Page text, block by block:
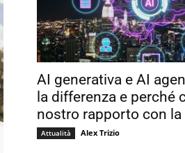
AI generativa e AI
la differenza e perché
nostro rapporto con
Attualità Alex Trizio